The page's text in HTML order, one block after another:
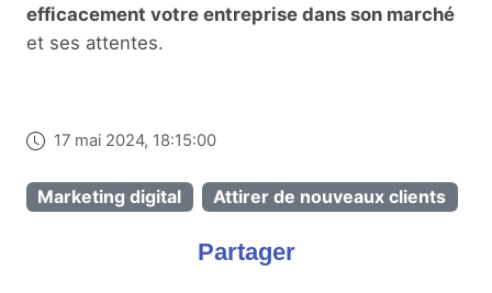
efficacement votre entreprise dans son marché
et ses attentes.
17 mai 2024, 18:15:00
Marketing digital Attirer de nouveaux clients
Partager